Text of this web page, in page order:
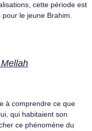
cette période est
le jeune Brahim.
à comprendre ce que
qui habitaient son
ce phénomène du